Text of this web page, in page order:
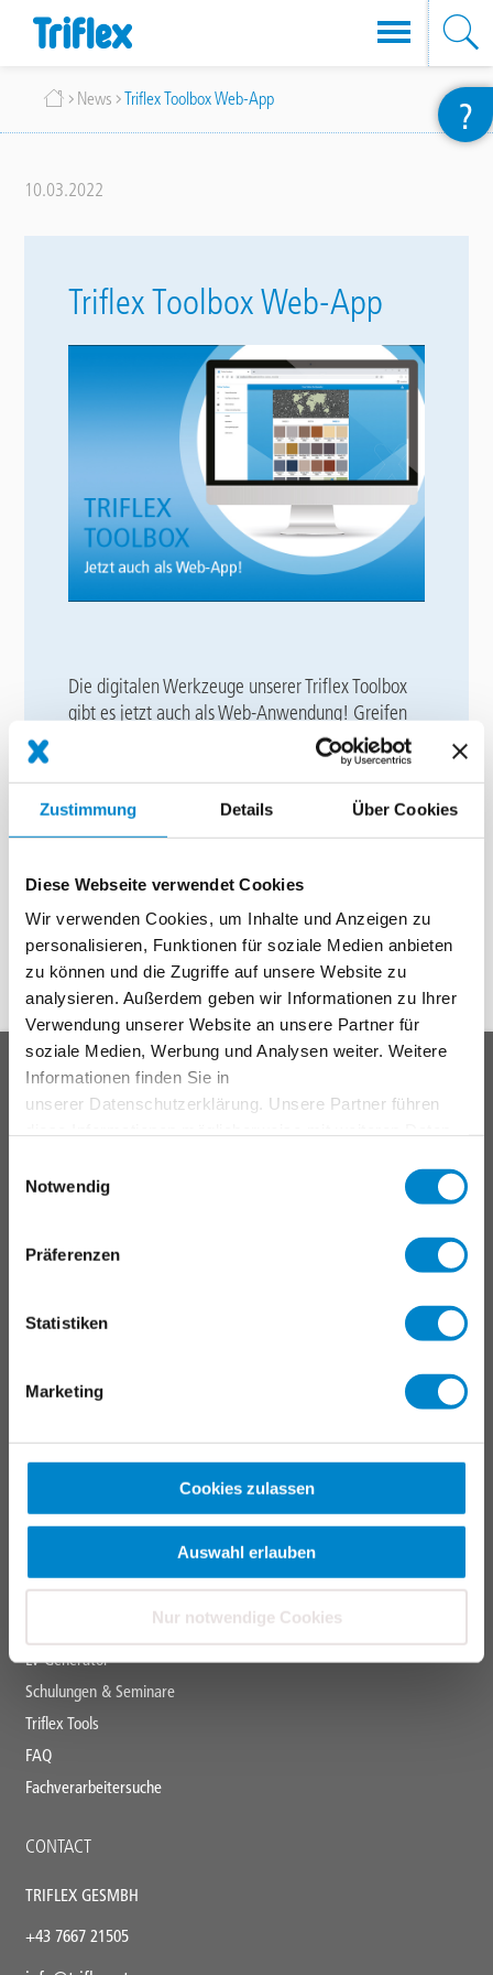
Zustimmung Details Über Cookies
Diese Webseite verwendet Cookies
Wir verwenden Cookies, um Inhalte und Anzeigen zu
personalisieren, Funktionen für soziale Medien anbieten
zu können und die Zugriffe auf unsere Website zu
analysieren. Außerdem geben wir Informationen zu Ihrer
Verwendung unserer Website an unsere Partner für
soziale Medien, Werbung und Analysen weiter. Weitere
Informationen finden Sie in
unserer Datenschutzerklärung. Unsere Partner führen
sie im Rahmen Ihrer Nutzung der Dienste gesammelt
haben. Weitere Informationen erhalten Sie in unserer
Notwendig
Präferenzen
Statistiken
Marketing
Cookies zulassen
Auswahl erlauben
Nur notwendige Cookies
Inhalt
Breadcrumb
News Triflex Toolbox Web-App
10.03.2022
Triflex Toolbox Web-App
Die digitalen Werkzeuge unserer Triflex Toolbox
gibt es jetzt auch als Web-Anwendung! Greifen
Sie in jeder erforderlichen Situation, sowohl mit
dem PC als auch dem Smartphone, auf die
ohne Download! Probieren Sie es jetzt gerne aus
unterhttps://toolbox.triflex.com/.
?
Main
footer
PRODUKTSYSTEME
Anschlüsse, Fugen & Details
Instandhaltung & Betrieb
Industriedächer
Triflex Systemfinder
LV-Generator
Schulungen & Seminare
Triflex Tools
FAQ
Fachverarbeitersuche
CONTACT
TRIFLEX GESMBH
+43 7667 21505